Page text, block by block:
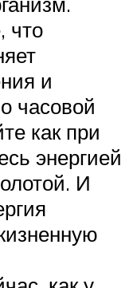
что
и
часовой
как при
энергией
И